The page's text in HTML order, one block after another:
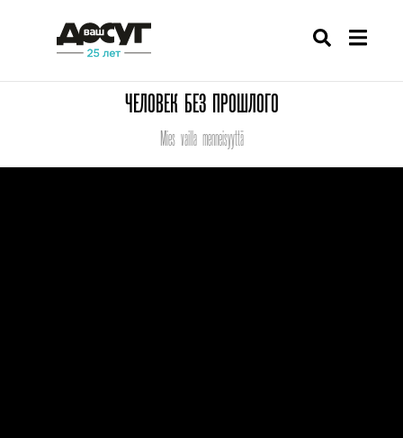
ЧЕЛОВЕК БЕЗ ПРОШЛОГО
Mies vailla menneisyyttä